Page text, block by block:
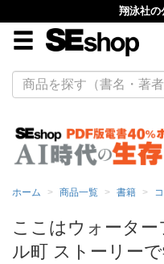
翔泳社
ホーム 商品一覧 書籍
ここはウォータ
ル町 ストーリー